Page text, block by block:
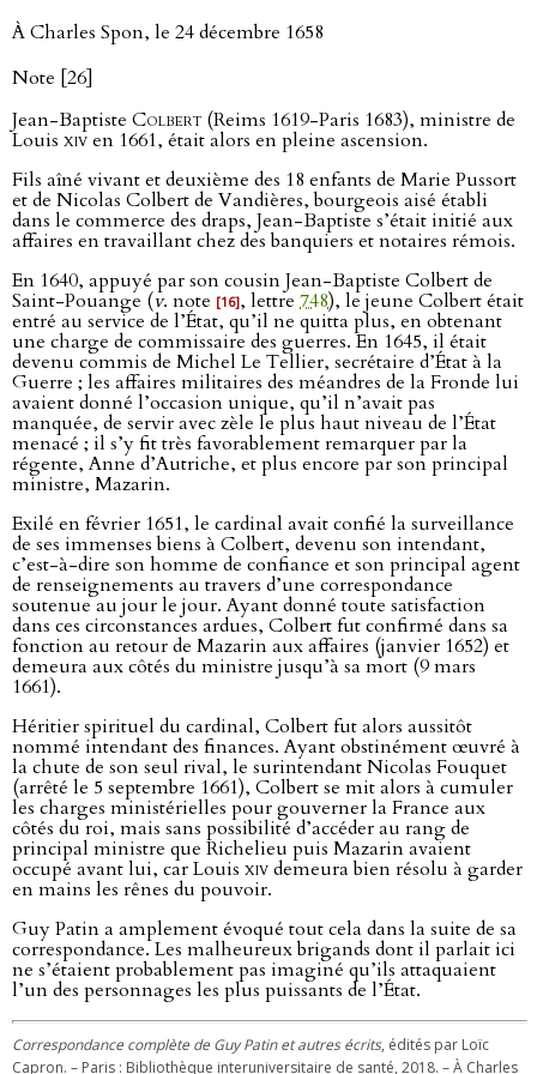
À Charles Spon, le 24 décembre 1658
Note [26]
Jean-Baptiste Colbert (Reims 1619-Paris 1683), ministre de
Louis xiven 1661, était alors en pleine ascension.
Fils aîné vivant et deuxième des 18 enfants de Marie Pussort
et de Nicolas Colbert de Vandières, bourgeois aisé établi
dans le commerce des draps, Jean-Baptiste s’était initié aux
affaires en travaillant chez des banquiers et notaires rémois.
En 1640, appuyé par son cousin Jean-Baptiste Colbert de
Saint-Pouange (v. note [16], lettre 748), le jeune Colbert était
entré au service de l’État, qu’il ne quitta plus, en obtenant
une charge de commissaire des guerres. En 1645, il était
devenu commis de Michel Le Tellier, secrétaire d’État à la
Guerre ; les affaires militaires des méandres de la Fronde lui
avaient donné l’occasion unique, qu’il n’avait pas
manquée, de servir avec zèle le plus haut niveau de l’État
menacé ; il s’y fit très favorablement remarquer par la
régente, Anne d’Autriche, et plus encore par son principal
ministre, Mazarin.
Exilé en février 1651, le cardinal avait confié la surveillance
de ses immenses biens à Colbert, devenu son intendant,
c’est-à-dire son homme de confiance et son principal agent
de renseignements au travers d’une correspondance
soutenue au jour le jour. Ayant donné toute satisfaction
dans ces circonstances ardues, Colbert fut confirmé dans sa
fonction au retour de Mazarin aux affaires (janvier 1652) et
demeura aux côtés du ministre jusqu’à sa mort (9 mars
1661).
Héritier spirituel du cardinal, Colbert fut alors aussitôt
nommé intendant des finances. Ayant obstinément œuvré à
la chute de son seul rival, le surintendant Nicolas Fouquet
(arrêté le 5 septembre 1661), Colbert se mit alors à cumuler
les charges ministérielles pour gouverner la France aux
côtés du roi, mais sans possibilité d’accéder au rang de
principal ministre que Richelieu puis Mazarin avaient
occupé avant lui, car Louis xivdemeura bien résolu à garder
en mains les rênes du pouvoir.
Guy Patin a amplement évoqué tout cela dans la suite de sa
correspondance. Les malheureux brigands dont il parlait ici
ne s’étaient probablement pas imaginé qu’ils attaquaient
l’un des personnages les plus puissants de l’État.
Correspondance complète de Guy Patin et autres écrits, édités par Loïc
Capron. – Paris : Bibliothèque interuniversitaire de santé, 2018. – À Charles